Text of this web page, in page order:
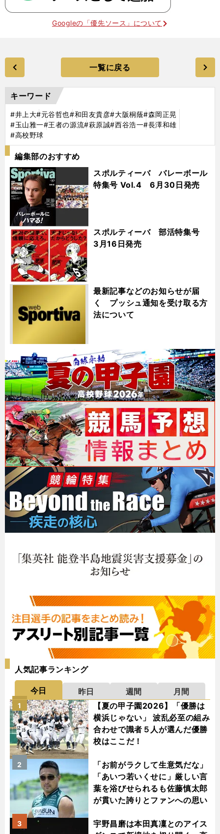
Googleの「優先ソース」について
一覧に戻る
キーワード
#井上大#元谷哲也#和田友貴彦#大阪桐蔭#森岡正晃
#玉山雅一#王者の源流#萩原誠#西谷浩一#長澤和雄
#高校野球
編集部のおすすめ
スポルティーバ バレーボール
特集号 Vol.4 6月30日発売
スポルティーバ 部活特集号
3月16日発売
最新記事などのお知らせが届
く プッシュ通知を受け取る方
法について
人気記事ランキング
今日 昨日 週間
月間
【夏の甲子園2026】「優勝は
横浜じゃない」 波乱必至の組み
合わせで識者５人が選んだ優勝
校はここだ！
1
「お前がラクして生意気だな」
「あいつ若いくせに」厳しい言
葉を浴びせられるも佐藤慎太郎
が貫いた誇りとファンへの思い
2
宇野昌磨は本田真凜とのアイス
3